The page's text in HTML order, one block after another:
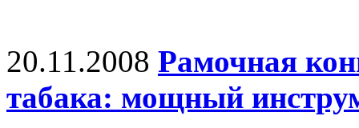
20.11.2008 Рамочная
табака: мощный